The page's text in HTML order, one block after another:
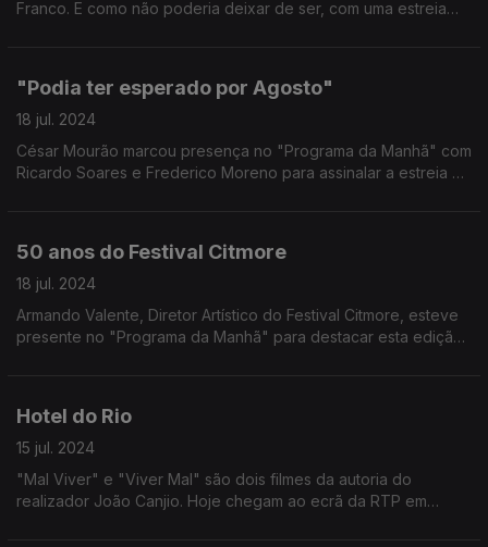
Franco. E como não poderia deixar de ser, com uma estreia
"Podia ter esperado por Agosto"
18 jul. 2024
César Mourão marcou presença no "Programa da Manhã" com
Ricardo Soares e Frederico Moreno para assinalar a estreia do
50 anos do Festival Citmore
18 jul. 2024
Armando Valente, Diretor Artístico do Festival Citmore, esteve
presente no "Programa da Manhã" para destacar esta edição
Hotel do Rio
15 jul. 2024
"Mal Viver" e "Viver Mal" são dois filmes da autoria do
realizador João Canjio. Hoje chegam ao ecrã da RTP em